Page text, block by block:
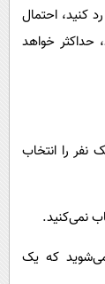
کنید، احتمال
حداکثر خواهد
شغلی یک نفر را انتخاب
که یک